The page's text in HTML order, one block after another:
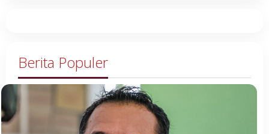
Berita Populer